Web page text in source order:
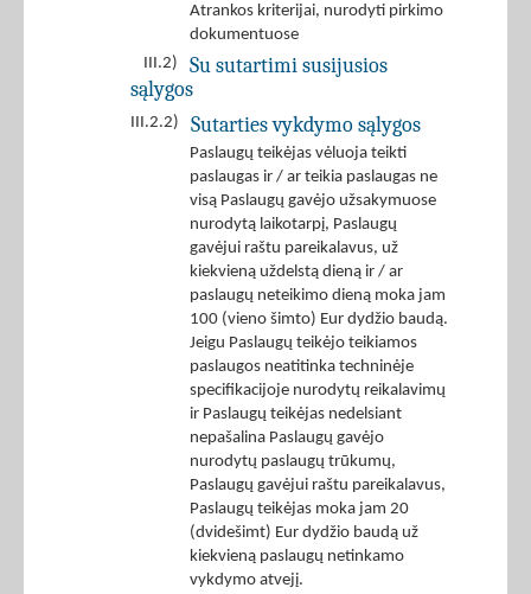
Atrankos kriterijai, nurodyti pirkimo
dokumentuose
III.2)
Su sutartimi susijusios
sąlygos
III.2.2) Sutarties vykdymo sąlygos
Paslaugų teikėjas vėluoja teikti
paslaugas ir / ar teikia paslaugas ne
visą Paslaugų gavėjo užsakymuose
nurodytą laikotarpį, Paslaugų
gavėjui raštu pareikalavus, už
kiekvieną uždelstą dieną ir / ar
paslaugų neteikimo dieną moka jam
100 (vieno šimto) Eur dydžio baudą.
Jeigu Paslaugų teikėjo teikiamos
paslaugos neatitinka techninėje
specifikacijoje nurodytų reikalavimų
ir Paslaugų teikėjas nedelsiant
nepašalina Paslaugų gavėjo
nurodytų paslaugų trūkumų,
Paslaugų gavėjui raštu pareikalavus,
Paslaugų teikėjas moka jam 20
(dvidešimt) Eur dydžio baudą už
kiekvieną paslaugų netinkamo
vykdymo atvejį.